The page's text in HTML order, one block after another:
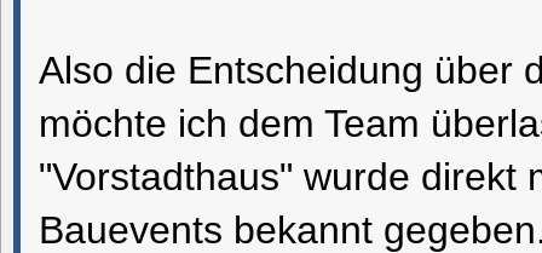
Also die Entscheidung über
möchte ich dem Team
"Vorstadthaus" wurde direkt
Bauevents bekannt